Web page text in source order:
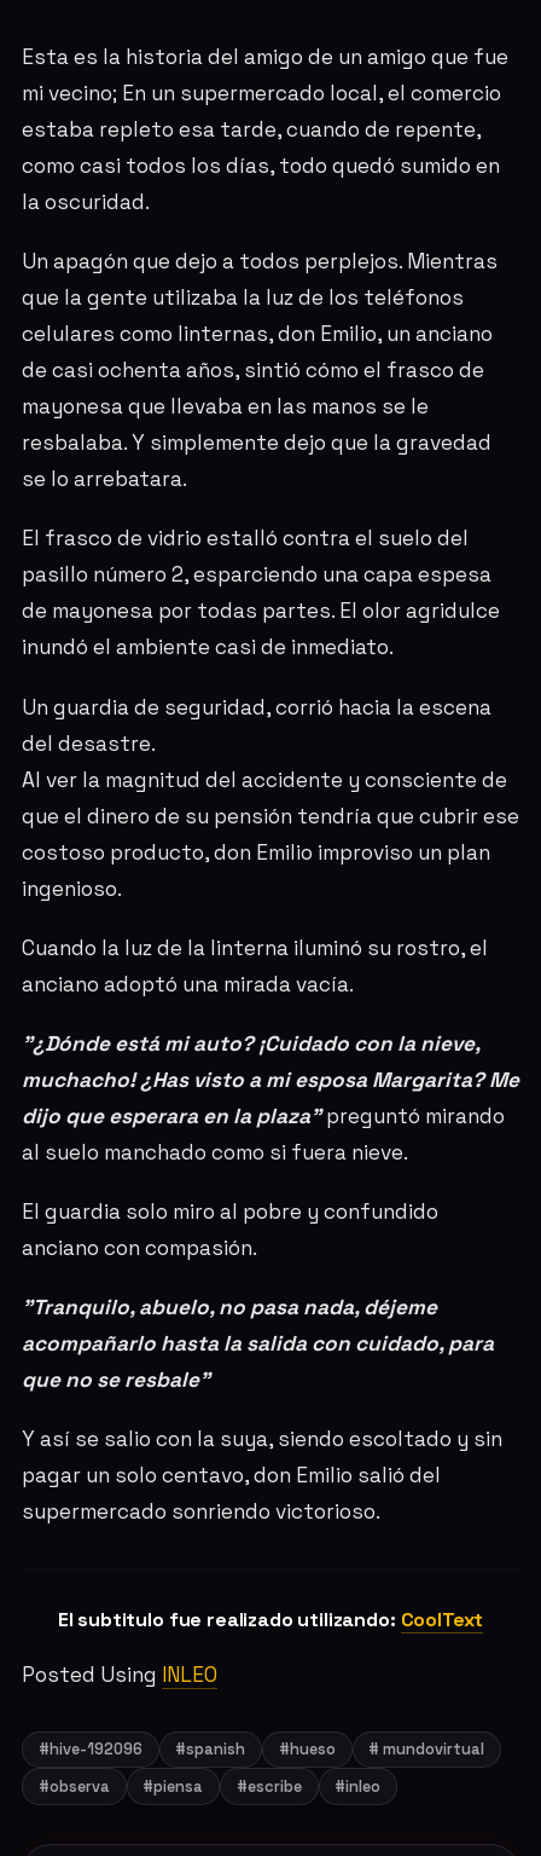
Esta es la historia del amigo de un amigo que fue
mi vecino; En un supermercado local, el comercio
estaba repleto esa tarde, cuando de repente,
como casi todos los días, todo quedó sumido en
la oscuridad.
Un apagón que dejo a todos perplejos. Mientras
que la gente utilizaba la luz de los teléfonos
celulares como linternas, don Emilio, un anciano
de casi ochenta años, sintió cómo el frasco de
mayonesa que llevaba en las manos se le
resbalaba. Y simplemente dejo que la gravedad
se lo arrebatara.
El frasco de vidrio estalló contra el suelo del
pasillo número 2, esparciendo una capa espesa
de mayonesa por todas partes. El olor agridulce
inundó el ambiente casi de inmediato.
Un guardia de seguridad, corrió hacia la escena
del desastre.
Al ver la magnitud del accidente y consciente de
que el dinero de su pensión tendría que cubrir ese
costoso producto, don Emilio improviso un plan
ingenioso.
Cuando la luz de la linterna iluminó su rostro, el
anciano adoptó una mirada vacía.
"¿Dónde está mi auto? ¡Cuidado con la nieve,
muchacho! ¿Has visto a mi esposa Margarita? Me
dijo que esperara en la plaza"preguntó mirando
al suelo manchado como si fuera nieve.
El guardia solo miro al pobre y confundido
anciano con compasión.
"Tranquilo, abuelo, no pasa nada, déjeme
acompañarlo hasta la salida con cuidado, para
que no se resbale"
Y así se salio con la suya, siendo escoltado y sin
pagar un solo centavo, don Emilio salió del
supermercado sonriendo victorioso.
El subtitulo fue realizado utilizando: CoolText
Posted Using INLEO
#hive-192096 #spanish #hueso
# mundovirtual
#observa
#piensa #escribe #inleo